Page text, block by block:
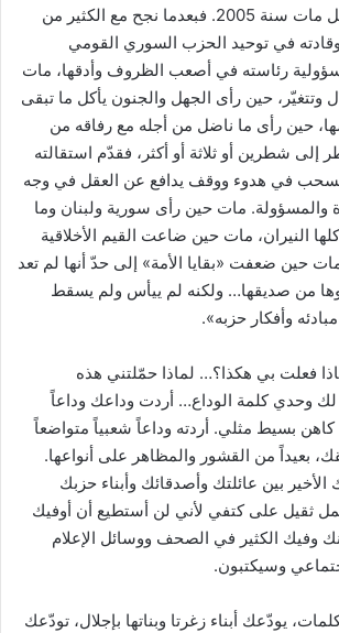
جبران لم يمت الآن بل مات سنة 2005. فبعدما نجح مع الكثير من
وقادته في توحيد الحزب السوري القومي
رئاسته في أصعب الظروف وأدقها، مات
وتتغيّر، حين رأى الجهل والجنون يأكل ما تبقى
حين رأى ما ناضل من أجله مع رفاقه من
إلى شطرين أو ثلاثة أو أكثر، فقدّم استقالته
في هدوء ووقف يدافع عن العقل في وجه
والمسؤولة. مات حين رأى سورية ولبنان وما
النيران، مات حين ضاعت القيم الأخلاقية
مات حين ضعفت «بقايا الأمة» إلى حدّ أنها لم تعد
من صديقها… ولكنه لم ييأس ولم يسقط
وأفكار حزبه».
فعلت بي هكذا؟… لماذا حمّلتني هذه
لك وحدي كلمة الوداع… أردت وداعك وداعاً
بسيط مثلي. أردته وداعاً شعبياً متواضعاً
بعيداً من القشور والمظاهر على أنواعها.
بين عائلتك وأصدقائك وأبناء حزبك
ثقيل على كتفي لأني لن أستطيع أن أوفيك
الكثير في الصحف ووسائل الإعلام
وسيكتبون.
يودّعك أبناء زغرتا وبناتها بإجلال، تودّعك